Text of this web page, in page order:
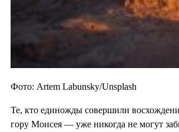
Фото: Artem Labunsky/Unsplash
Те, кто единожды совершили
гору Моисея — уже никогда не могут